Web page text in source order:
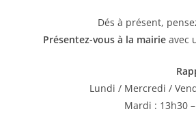
Dés à présent,
Présentez-vous à la mairieavec
Lundi / Mercredi /
Mardi : 13h30